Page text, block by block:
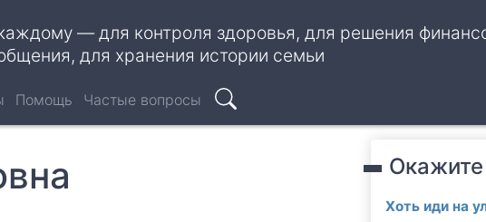
— для контроля здоровья, для решения
для хранения истории семьи
Помощь Частые вопросы
Поиск
Хоть иди на